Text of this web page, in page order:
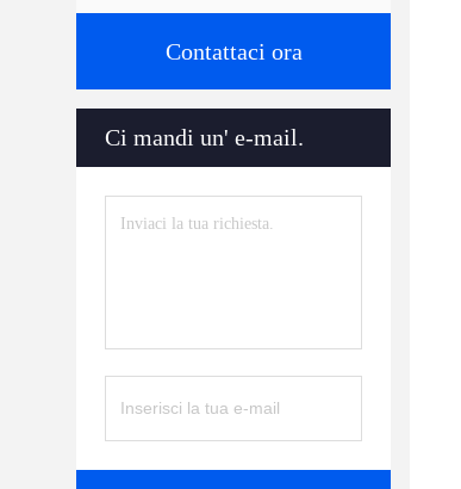
Contattaci ora
Ci mandi un' e-mail.